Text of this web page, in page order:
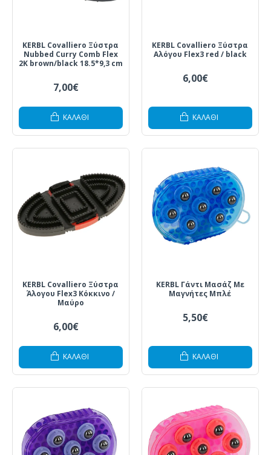
KERBL Covalliero Ξύστρα
Nubbed Curry Comb Flex
2K brown/black 18.5*9,3 cm
7,00€
ΚΑΛΆΘΙ
KERBL Covalliero Ξύστρα
Αλόγου Flex3 red / black
6,00€
ΚΑΛΆΘΙ
KERBL Covalliero Ξύστρα
Άλογου Flex3 Κόκκινο /
Μαύρο
6,00€
ΚΑΛΆΘΙ
KERBL Γάντι Μασάζ Με
Μαγνήτες Μπλέ
5,50€
ΚΑΛΆΘΙ